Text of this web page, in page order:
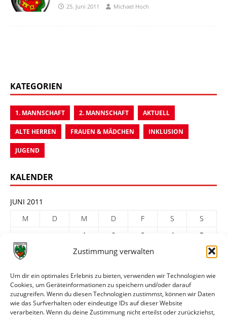
Zustimmung verwalten
Um dir ein optimales Erlebnis zu bieten, verwenden wir Technologien wie
Cookies, um Geräteinformationen zu speichern und/oder darauf
zuzugreifen. Wenn du diesen Technologien zustimmst, können wir Daten
wie das Surfverhalten oder eindeutige IDs auf dieser Website
verarbeiten. Wenn du deine Zustimmung nicht erteilst oder zurückziehst,
25. Juni 2011 Michael Hoch
KATEGORIEN
1. MANNSCHAFT 2. MANNSCHAFT AKTUELL
ALTE HERREN FRAUEN & MÄDCHEN INKLUSION
JUGEND
KALENDER
JUNI 2011
M
D M D F S
S
1
2 3 4
5
6
8 9 10
20
21 22 23 24 25
27
28 29
30